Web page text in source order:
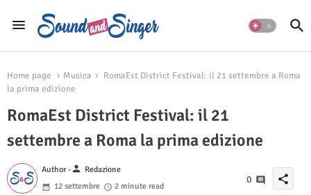
Home page Musica
RomaEst District Festival: il 21 settembre a Roma
la prima edizione
RomaEst District Festival: il 21
settembre a Roma la prima edizione
Author -person Redazione
12 settembre
2 minute read
0 share